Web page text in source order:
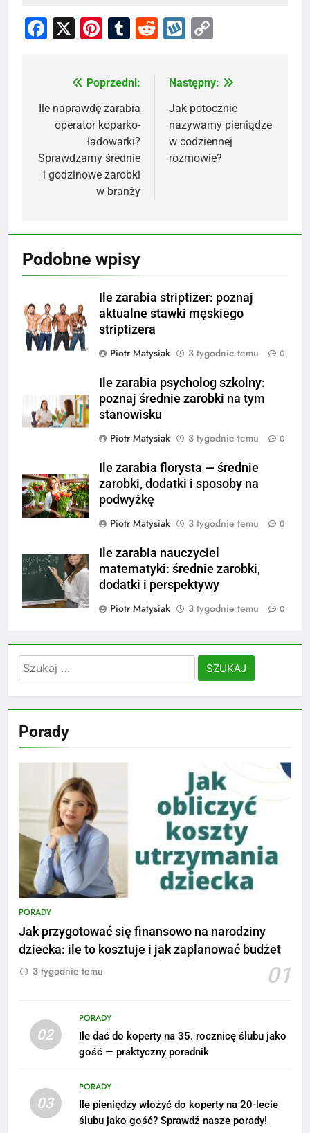
Facebook
X Pinterest
Tumblr
RedditWykop
Nawigacja
wpisu
Poprzedni:
Ile naprawdę zarabia
operator koparko-
ładowarki?
Sprawdzamy średnie
i godzinowe zarobki
w branży
Następny:
Jak potocznie
nazywamy pieniądze
w codziennej
rozmowie?
Podobne wpisy
Ile zarabia striptizer: poznaj
aktualne stawki męskiego
striptizera
Piotr Matysiak
3 tygodnie temu 0
Ile zarabia psycholog szkolny:
poznaj średnie zarobki na tym
stanowisku
Piotr Matysiak
3 tygodnie temu 0
Ile zarabia florysta — średnie
zarobki, dodatki i sposoby na
podwyżkę
Piotr Matysiak
3 tygodnie temu 0
Ile zarabia nauczyciel
matematyki: średnie zarobki,
dodatki i perspektywy
Piotr Matysiak
3 tygodnie temu 0
Szukaj:
Porady
PORADY
Jak przygotować się finansowo na narodziny
dziecka: ile to kosztuje i jak zaplanować budżet
01
3 tygodnie temu
02
PORADY
Ile dać do koperty na 35. rocznicę ślubu jako
gość — praktyczny poradnik
03
PORADY
Ile pieniędzy włożyć do koperty na 20-lecie
ślubu jako gość? Sprawdź nasze porady!
5
Ile zarabia podolog: poznajmy